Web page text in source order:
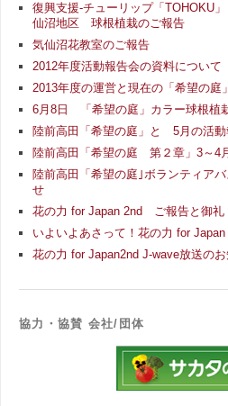
復興支援-チューリップ「TOHOKU
仙沼地区 球根植栽のご報告
気仙沼花教室のご報告
2012年度活動報告会の資料について
2013年度の運営と現在の「希望の庭
6月8日 「希望の庭」カラー球根植
陸前高田「希望の庭」と 5月の活動
陸前高田「希望の庭 第２章」3～4
陸前高田「希望の庭｣ボランティア
せ
花の力 for Japan 2nd ご報告と御礼
いよいよあさって！花の力 for Japan
花の力 for Japan2nd J-wave放送の
協力・協賛 会社/団体